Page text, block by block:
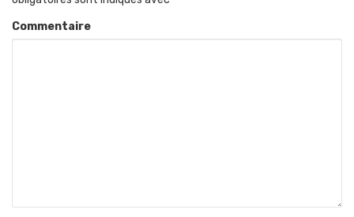
Commentaire